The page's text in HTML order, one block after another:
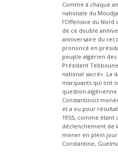
Comme à chaque
nationale du
l’Offensive du Nord
de ce double
anniversaire du
prononcé en
peuple algérien
Président
national sacré». La
marquants qui ont
question
Constantinois
et a eu pour
1955, comme étant
déclenchement de
mener en plein
Constantine,